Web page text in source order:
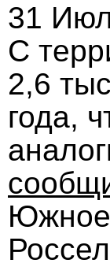
31
С
2,6
года,
Южное